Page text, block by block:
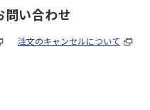
問い合わせ
注文のキャンセルについて